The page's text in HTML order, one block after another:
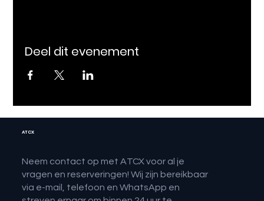
Uitdagende Obstakels:Verdedig forten, duik in
om je tegenstanders te slim af te zijn.
ervaring met uitgebreide veiligheidsbriefings.
Contactinformatie:
E-mail: info@atcxperience.nl
Telefoon: +31 6 12345678
Deel dit evenement
ATCX
Neem contact op met ATCX voor al je
vragen en reserveringen! Wij zijn bereikbaar
via e-mail, telefoon en WhatsApp en